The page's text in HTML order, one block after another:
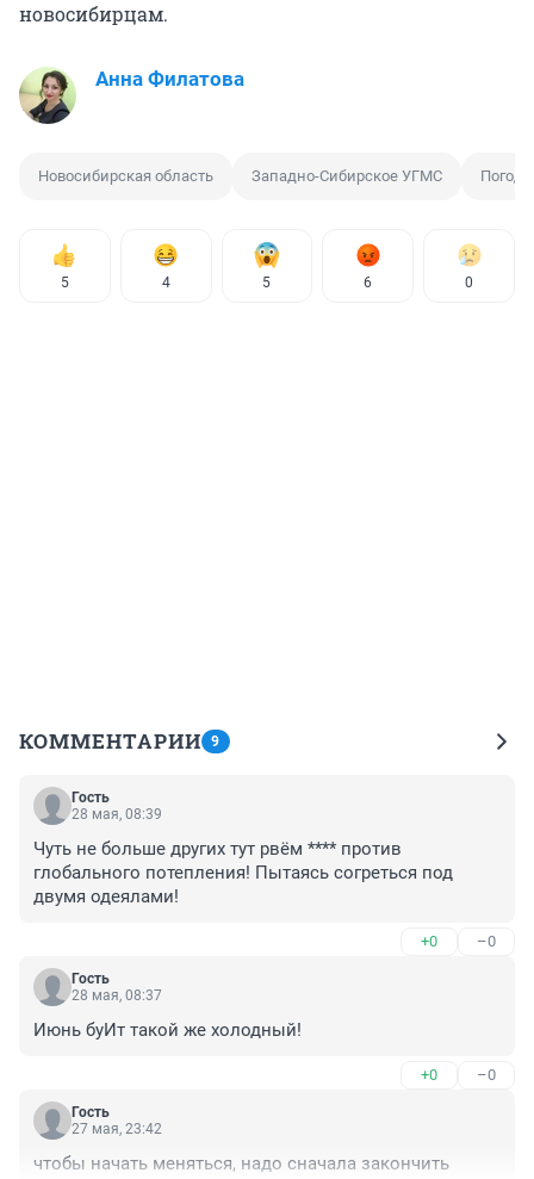
новосибирцам.
Анна Филатова
Новосибирская область Западно-Сибирское УГМС Погода
5 4 5 6 0
КОММЕНТАРИИ 9
Гость
28 мая, 08:39
Чуть не больше других тут рвём **** против
глобального потепления! Пытаясь согреться под
двумя одеялами!
+0 –0
Гость
28 мая, 08:37
Июнь буИт такой же холодный!
+0 –0
Гость
27 мая, 23:42
чтобы начать меняться, надо сначала закончить